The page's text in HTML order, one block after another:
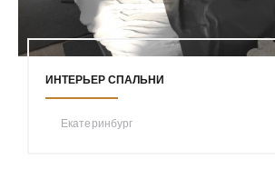
ИНТЕРЬЕР СПАЛЬНИ
Екатеринбург